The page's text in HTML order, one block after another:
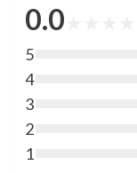
0.0
5
4
3
2
1